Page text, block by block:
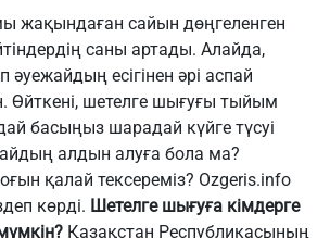
жақындаған сайын дөңгеленген
саны артады. Алайда,
есігінен әрі аспай
Өйткені, шетелге шығуғы тыйым
басыңыз шарадай күйге түсуі
алдын алуға бола ма?
қалай тексереміз? Ozgeris.info
көрді. Шетелге шығуға кімдерге
Қазақстан Республикасының